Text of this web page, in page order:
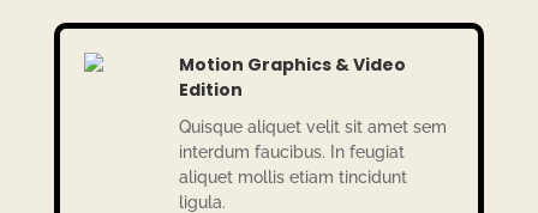
Motion Graphics & Video
Edition
Quisque aliquet velit sit amet sem
inter­dum fauci­bus. In feugiat
aliquet mollis etiam tinci­dunt
ligula.